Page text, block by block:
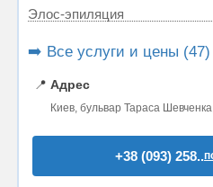
Элос-эпиляция
➡️ Все услуги и цены (47)
📍 Адрес
Киев, бульвар Тараса
+38 (093) 258..